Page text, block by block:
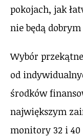
pokojach, jak
nie będą
Wybór
od
środków
największym
monitory 32 i